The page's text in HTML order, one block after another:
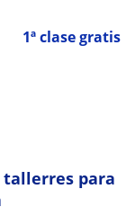
1ª clase gratis
para